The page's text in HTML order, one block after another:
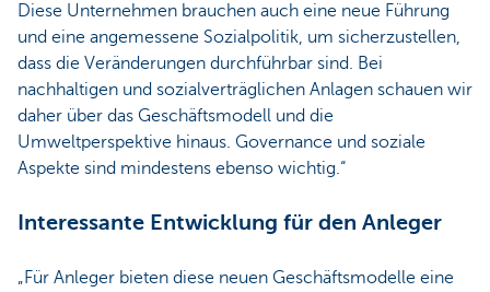
Diese Unternehmen brauchen auch eine neue Führung
und eine angemessene Sozialpolitik, um sicherzustellen,
dass die Veränderungen durchführbar sind. Bei
nachhaltigen und sozialverträglichen Anlagen schauen wir
daher über das Geschäftsmodell und die
Umweltperspektive hinaus. Governance und soziale
Aspekte sind mindestens ebenso wichtig.“
Interessante Entwicklung für den Anleger
„Für Anleger bieten diese neuen Geschäftsmodelle eine